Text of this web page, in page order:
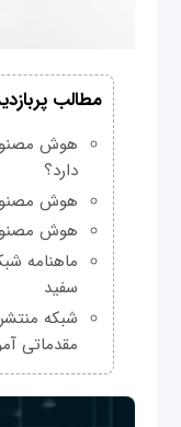
مطالب
دارد؟
هوش
هوش
سفید
شبکه
مقدماتی